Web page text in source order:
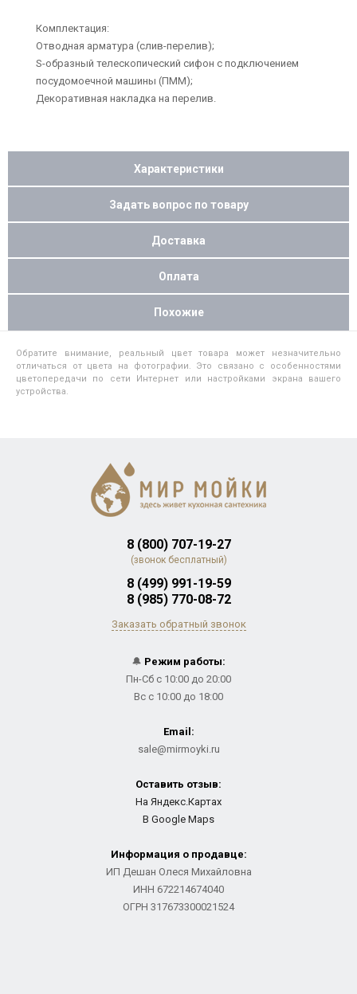
Комплектация:
Отводная арматура (слив-перелив);
S-образный телескопический сифон с подключением
посудомоечной машины (ПММ);
Декоративная накладка на перелив.
Характеристики
Задать вопрос по товару
Доставка
Оплата
Похожие
Обратите внимание, реальный цвет товара может незначительно
отличаться от цвета на фотографии. Это связано с особенностями
цветопередачи по сети Интернет или настройками экрана вашего
устройства.
8 (800) 707-19-27
(звонок бесплатный)
8 (499) 991-19-59
8 (985) 770-08-72
Заказать обратный звонок
🔔 Режим работы:
Пн-Сб с 10:00 до 20:00
Вс с 10:00 до 18:00
Email:
sale@mirmoyki.ru
Оставить отзыв:
На Яндекс.Картах
В Google Maps
Информация о продавце:
ИП Дешан Олеся Михайловна
ИНН 672214674040
ОГРН 317673300021524